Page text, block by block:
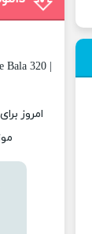
Bala 320 |
امروز